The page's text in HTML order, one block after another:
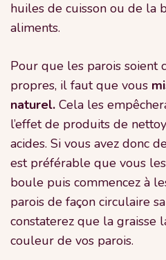
huiles de cuisson ou de la
aliments.
Pour que les parois soient
propres, il faut que vous
naturel. Cela les
l’effet de produits de
acides. Si vous avez donc
est préférable que vous
boule puis commencez à
parois de façon circulaire
constaterez que la graisse
couleur de vos parois.